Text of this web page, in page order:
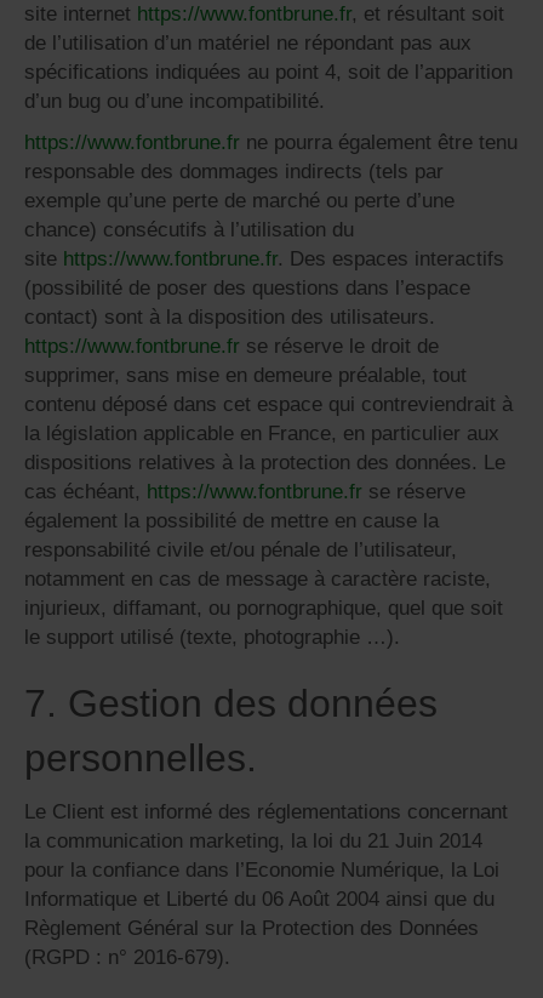
site internet https://www.fontbrune.fr, et résultant soit
de l’utilisation d’un matériel ne répondant pas aux
spécifications indiquées au point 4, soit de l’apparition
d’un bug ou d’une incompatibilité.
https://www.fontbrune.fr ne pourra également être tenu
responsable des dommages indirects (tels par
exemple qu’une perte de marché ou perte d’une
chance) consécutifs à l’utilisation du
site https://www.fontbrune.fr. Des espaces interactifs
(possibilité de poser des questions dans l’espace
contact) sont à la disposition des utilisateurs.
https://www.fontbrune.fr se réserve le droit de
supprimer, sans mise en demeure préalable, tout
contenu déposé dans cet espace qui contreviendrait à
la législation applicable en France, en particulier aux
dispositions relatives à la protection des données. Le
cas échéant, https://www.fontbrune.fr se réserve
également la possibilité de mettre en cause la
responsabilité civile et/ou pénale de l’utilisateur,
notamment en cas de message à caractère raciste,
injurieux, diffamant, ou pornographique, quel que soit
le support utilisé (texte, photographie …).
7. Gestion des données
personnelles.
Le Client est informé des réglementations concernant
la communication marketing, la loi du 21 Juin 2014
pour la confiance dans l’Economie Numérique, la Loi
Informatique et Liberté du 06 Août 2004 ainsi que du
Règlement Général sur la Protection des Données
(RGPD : n° 2016-679).